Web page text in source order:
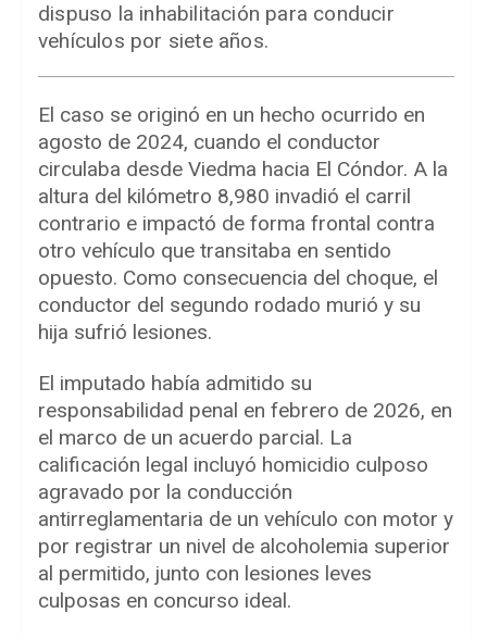
dispuso la inhabilitación para conducir
vehículos por siete años.
El caso se originó en un hecho ocurrido en
agosto de 2024, cuando el conductor
circulaba desde Viedma hacia El Cóndor. A la
altura del kilómetro 8,980 invadió el carril
contrario e impactó de forma frontal contra
otro vehículo que transitaba en sentido
opuesto. Como consecuencia del choque, el
conductor del segundo rodado murió y su
hija sufrió lesiones.
El imputado había admitido su
responsabilidad penal en febrero de 2026, en
el marco de un acuerdo parcial. La
calificación legal incluyó homicidio culposo
agravado por la conducción
antirreglamentaria de un vehículo con motor y
por registrar un nivel de alcoholemia superior
al permitido, junto con lesiones leves
culposas en concurso ideal.